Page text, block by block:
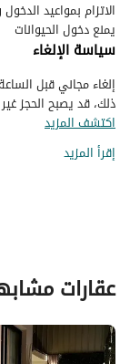
يمنع دخول الحيوانات
سياسة الإلغاء
ذلك، قد يصبح الحجز
اكتشف المزيد
إقرأ المزيد
عقارات